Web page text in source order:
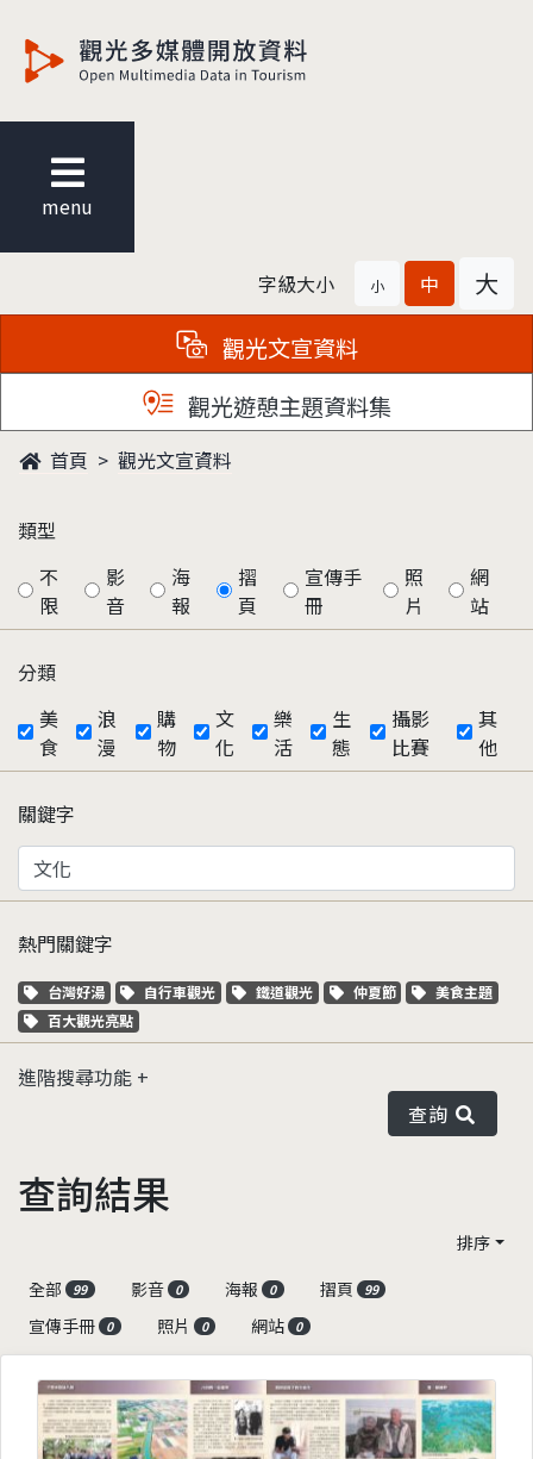
menu
字級大小 小 中 大
觀光文宣資料
觀光遊憩主題資料集
首頁 觀光文宣資料
類型
不
限
影
音
海
報
摺
頁
宣傳手
冊
照
片
網
站
分類
美
食
浪
漫
購
物
文
化
樂
活
生
態
攝影
比賽
其
他
關鍵字
熱門關鍵字
關鍵字標籤
台灣好湯 關鍵字標籤
自行車觀光 關鍵字標籤
鐵道觀光 關鍵字標籤
仲夏節 關鍵字標籤
美食主題
關鍵字標籤
百大觀光亮點
進階搜尋功能
查詢
查詢結果
排序
全部
99 影音 0 海報 0 摺頁 99
宣傳手冊 0 照片 0 網站 0